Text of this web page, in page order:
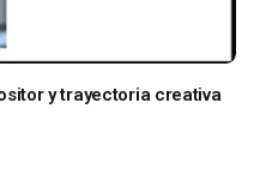
y trayectoria creativa